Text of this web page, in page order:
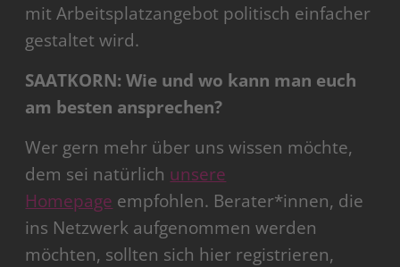
mit Arbeitsplatzangebot politisch einfacher
gestaltet wird.
SAATKORN: Wie und wo kann man euch
am besten ansprechen?
Wer gern mehr über uns wissen möchte,
dem sei natürlich unsere
Homepage empfohlen. Berater*innen, die
ins Netzwerk aufgenommen werden
möchten, sollten sich hier registrieren,